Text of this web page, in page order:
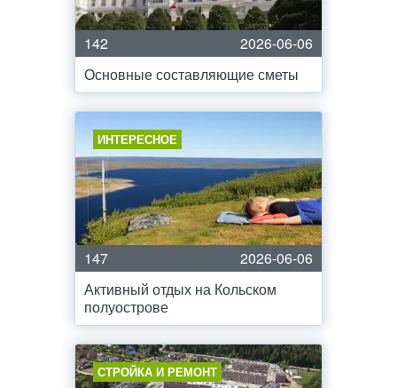
142
2026-06-06
Основные составляющие сметы
ИНТЕРЕСНОЕ
147
2026-06-06
Активный отдых на Кольском
полуострове
СТРОЙКА И РЕМОНТ